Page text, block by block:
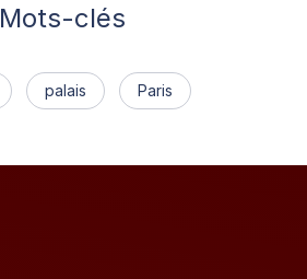
Mots-clés
palais Paris